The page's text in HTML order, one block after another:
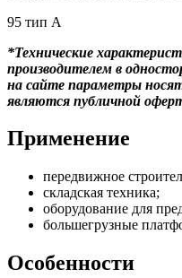
95 тип А
*Технические
производителем в
на сайте параметры
являются публичной
Применение
передвижное
складская техника;
оборудование для
большегрузные
Особенности